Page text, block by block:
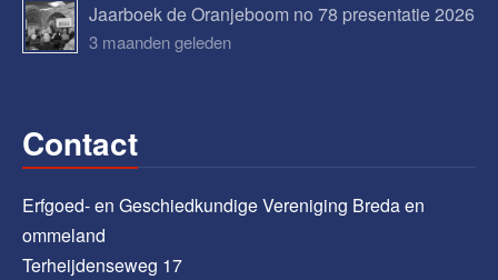
Jaarboek de Oranjeboom no 78 presentatie 2026
3 maanden geleden
Contact
Erfgoed- en Geschiedkundige Vereniging Breda en
ommeland
Terheijdenseweg 17